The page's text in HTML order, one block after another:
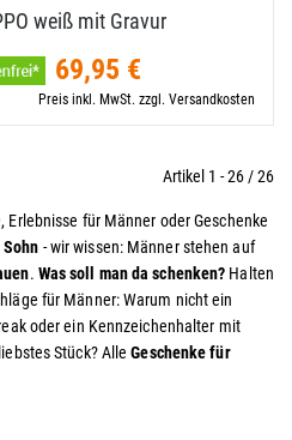
weiß mit Gravur
69,95 €
Preis inkl. MwSt. zzgl. Versandkosten
Artikel 1 - 26 / 26
Erlebnisse für Männer oder Geschenke
Sohn - wir wissen: Männer stehen auf
. Was soll man da schenken? Halten
für Männer: Warum nicht ein
oder ein Kennzeichenhalter mit
Stück? AlleGeschenke für